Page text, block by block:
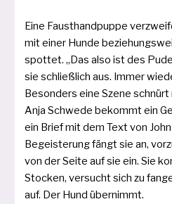
Eine Fausthandpuppe
mit einer Hunde­
spot­tet. „Das also ist des
sie schließ­lich aus. Immer
Besonders eine Szene schnürt
Anja Schwede bekommt ein
ein Brief mit dem Text von
Begeisterung fängt sie an,
von der Seite auf sie ein. Sie
Stocken, ver­sucht sich zu
auf. Der Hund übernimmt.